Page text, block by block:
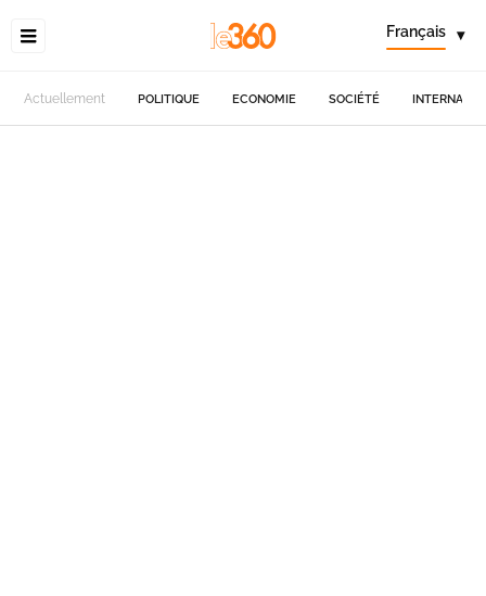
Français ▾
Actuellement POLITIQUE ECONOMIE SOCIÉTÉ